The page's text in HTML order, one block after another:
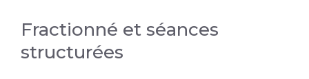
Fractionné et séances
structurées